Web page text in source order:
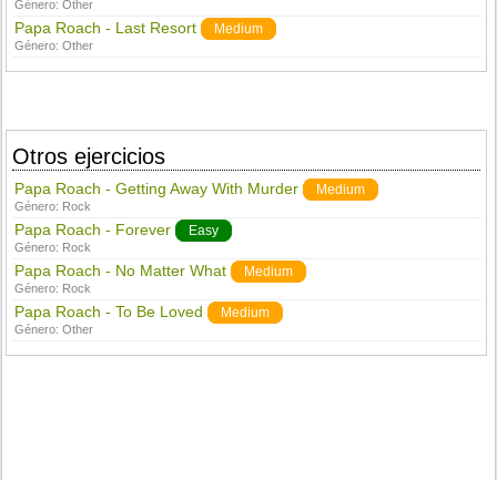
Género:Other
Papa Roach - Last Resort Medium
Género:Other
Otros ejercicios
Papa Roach - Getting Away With Murder Medium
Género: Rock
Papa Roach - Forever Easy
Género: Rock
Papa Roach - No Matter What Medium
Género: Rock
Papa Roach - To Be Loved Medium
Género:Other